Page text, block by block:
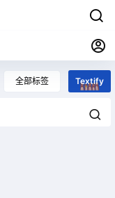
全部标签 Textify